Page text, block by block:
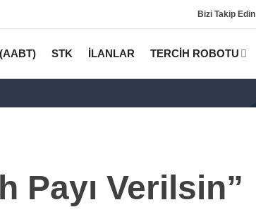
Bizi Takip Edin
STK İLANLAR TERCİH ROBOTU
Payı Verilsin”